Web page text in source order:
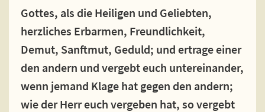
Gottes, als die Heiligen und Geliebten,
herzliches Erbarmen, Freundlichkeit,
Demut, Sanftmut, Geduld; und ertrage einer
den andern und vergebt euch untereinander,
wenn jemand Klage hat gegen den andern;
wie der Herr euch vergeben hat, so vergebt